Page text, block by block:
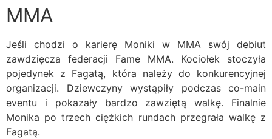
MMA
Jeśli chodzi o karierę Moniki w MMA swój debiut
zawdzięcza federacji Fame MMA. Kociołek stoczyła
pojedynek z Fagatą, która należy do konkurencyjnej
organizacji. Dziewczyny wystąpiły podczas co-main
eventu i pokazały bardzo zawziętą walkę. Finalnie
Monika po trzech ciężkich rundach przegrała walkę z
Fagatą.